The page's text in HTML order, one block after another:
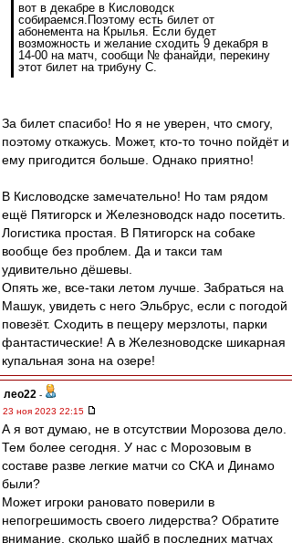
вот в декабре в Кисловодск
собираемся.Поэтому есть билет от
абонемента на Крылья. Если будет
возможность и желание сходить 9 декабря в
14-00 на матч, сообщи № фанайди, перекину
этот билет на трибуну С.
За билет спасибо! Но я не уверен, что смогу,
поэтому откажусь. Может, кто-то точно пойдёт и
ему пригодится больше. Однако приятно!
В Кисловодске замечательно! Но там рядом
ещё Пятигорск и Железноводск надо посетить.
Логистика простая. В Пятигорск на собаке
вообще без проблем. Да и такси там
удивительно дёшевы.
Опять же, все-таки летом лучше. Забраться на
Машук, увидеть с него Эльбрус, если с погодой
повезёт. Сходить в пещеру мерзлоты, парки
фантастические! А в Железноводске шикарная
купальная зона на озере!
лео22 -
23 ноя 2023 22:15
А я вот думаю, не в отсутствии Морозова дело.
Тем более сегодня. У нас с Морозовым в
составе разве легкие матчи со СКА и Динамо
были?
Может игроки рановато поверили в
непогрешимость своего лидерства? Обратите
внимание, сколько шайб в последних матчах